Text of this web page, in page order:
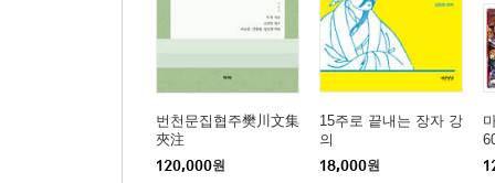
번천문집협주樊川文集
夾注
120,000원
15주로 끝내는 장자 강
의
18,000원